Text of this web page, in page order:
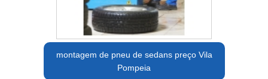
montagem de pneu de sedans preço Vila
Pompeia